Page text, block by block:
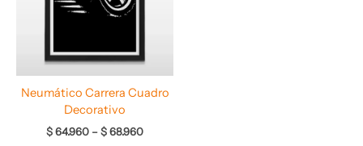
Neumático Carrera Cuadro
Decorativo
$64.960 –$68.960